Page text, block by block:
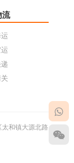
流
和镇大源北路